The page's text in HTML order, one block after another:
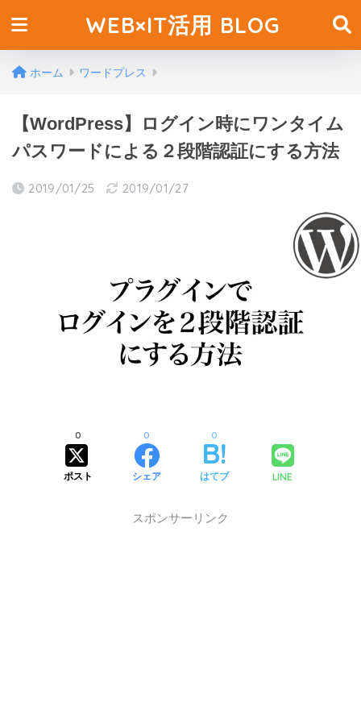
WEB×IT活用 BLOG
ホーム ワードプレス
【WordPress】ログイン時にワンタイム
パスワードによる２段階認証にする方法
2019/01/25 2019/01/27
ポスト
0
シェア
0
はてブ
0
LINE
スポンサーリンク